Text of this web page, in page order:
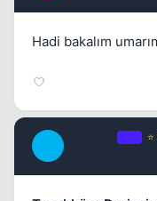
Hadi bakalım